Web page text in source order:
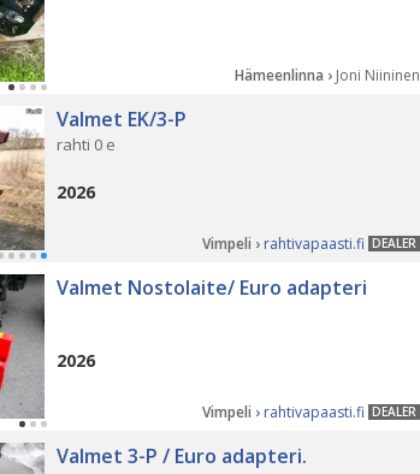
Hämeenlinna › Joni Niininen
Valmet EK/3-P
rahti 0 e
2026
DEALER
Vimpeli › rahtivapaasti.fi
Valmet Nostolaite/ Euro adapteri
2026
DEALER
Vimpeli › rahtivapaasti.fi
Valmet 3-P / Euro adapteri.